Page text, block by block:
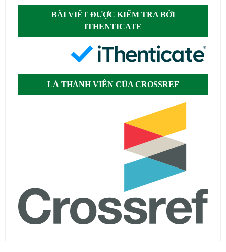
BÀI VIẾT ĐƯỢC KIỂM TRA BỞI
ITHENTICATE
LÀ THÀNH VIÊN CỦA CROSSREF